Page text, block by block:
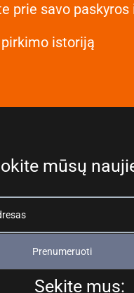
prie savo paskyros
istoriją
mūsų
Prenumeruoti
Sekite mus: